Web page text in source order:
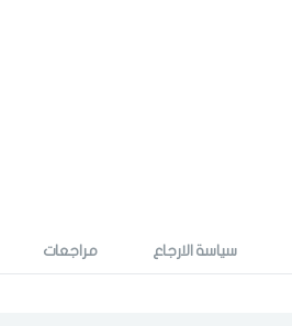
سياسة الارجاع مراجعات